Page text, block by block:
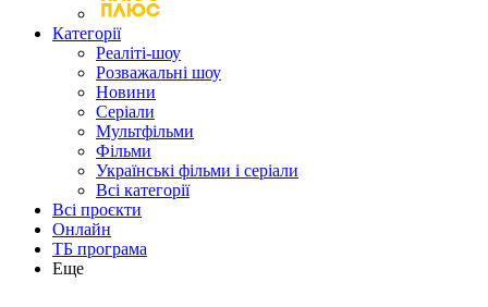
Категорії
Реаліті-шоу
Розважальні шоу
Новини
Серіали
Мультфільми
Фільми
Українські фільми і серіали
Всі категорії
Всі проєкти
Онлайн
ТБ програма
Еще